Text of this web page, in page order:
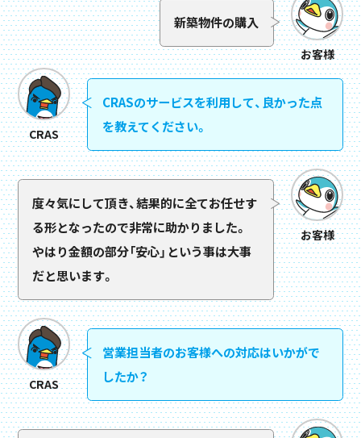
お客様
新築物件の購入
CRAS
CRASのサービスを利用して、良かった点
を教えてください。
お客様
度々気にして頂き、結果的に全てお任せす
る形となったので非常に助かりました。
やはり金額の部分「安心」という事は大事
だと思います。
CRAS
営業担当者のお客様への対応はいかがで
したか？